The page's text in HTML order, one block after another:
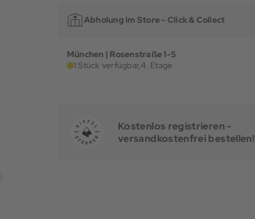
Abholung im Store - Click & Collect
München | Rosenstraße 1-5
1 Stück verfügbar,4. Etage
Kostenlos registrieren -
versandkostenfrei bestellen!